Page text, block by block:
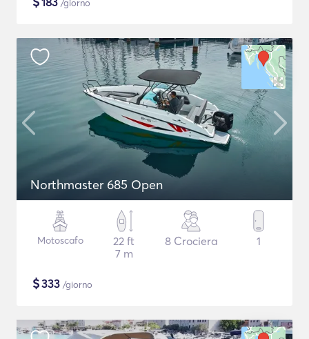
/giorno
Northmaster 685 Open
Motoscafo
22 ft
7 m
8 Crociera 1
$333 /giorno